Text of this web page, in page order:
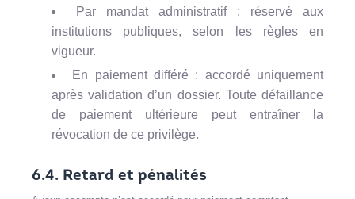
Par mandat administratif : réservé aux
institutions publiques, selon les règles en
vigueur.
En paiement différé : accordé uniquement
après validation d’un dossier. Toute défaillance
de paiement ultérieure peut entraîner la
révocation de ce privilège.
6.4. Retard et pénalités